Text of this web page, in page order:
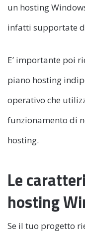
un hosting
infatti supportate
E’ importante poi
piano hosting
operativo che
funzionamento di
hosting.
Le
hosting
Se il tuo progetto